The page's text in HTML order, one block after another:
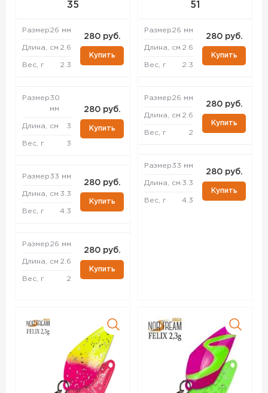
35
Размер26 мм
Длина, см 2.6
Вес, г 2.3
280 руб.
Купить
Размер30
мм
Длина, см 3
Вес, г 3
280 руб.
Купить
Размер33 мм
Длина, см 3.3
Вес, г 4.3
280 руб.
Купить
Размер26 мм
Длина, см 2.6
Вес, г 2
280 руб.
Купить
51
Размер26 мм
Длина, см 2.6
Вес, г 2.3
280 руб.
Купить
Размер26 мм
Длина, см 2.6
Вес, г 2
280 руб.
Купить
Размер33 мм
Длина, см 3.3
Вес, г 4.3
280 руб.
Купить